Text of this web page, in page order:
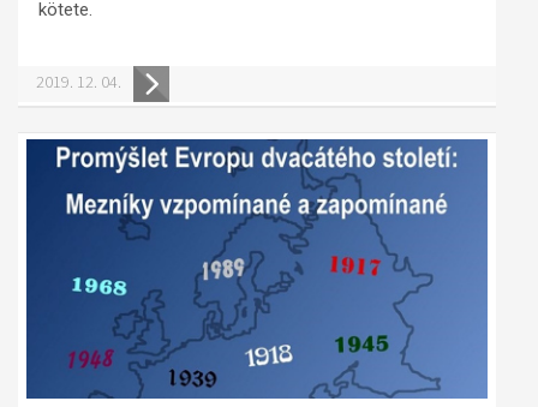
kötete.
2019. 12. 04.